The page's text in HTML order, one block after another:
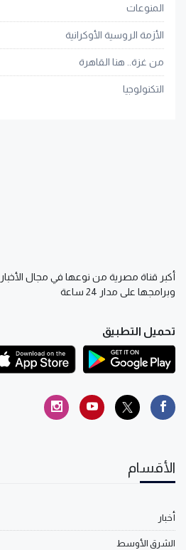
المنوعات
الأزمة الروسية الأوكرانية
من غزة.. هنا القاهرة
التكنولوجيا
أكبر قناة مصرية من نوعها في مجال الأخبار
وبرامجها على مدار 24 ساعة
تحميل التطبيق
الأقسام
أخبار
الشرق الأوسط